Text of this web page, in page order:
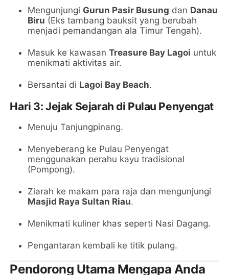
Mengunjungi Gurun Pasir Busung dan Danau
Biru (Eks tambang bauksit yang berubah
menjadi pemandangan ala Timur Tengah).
Masuk ke kawasanTreasure Bay Lagoi untuk
menikmati aktivitas air.
Bersantai di Lagoi Bay Beach.
Hari 3: Jejak Sejarah di Pulau Penyengat
Menuju Tanjungpinang.
Menyeberang ke Pulau Penyengat
menggunakan perahu kayu tradisional
(Pompong).
Ziarah ke makam para raja dan mengunjungi
Masjid Raya Sultan Riau.
Menikmati kuliner khas seperti Nasi Dagang.
Pengantaran kembali ke titik pulang.
Pendorong Utama Mengapa Anda